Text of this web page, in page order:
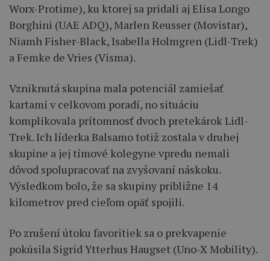
Worx-Protime), ku ktorej sa pridali aj Elisa Longo
Borghini (UAE ADQ), Marlen Reusser (Movistar),
Niamh Fisher-Black, Isabella Holmgren (Lidl-Trek)
a Femke de Vries (Visma).
Vzniknutá skupina mala potenciál zamiešať
kartami v celkovom poradí, no situáciu
komplikovala prítomnosť dvoch pretekárok Lidl-
Trek. Ich líderka Balsamo totiž zostala v druhej
skupine a jej tímové kolegyne vpredu nemali
dôvod spolupracovať na zvyšovaní náskoku.
Výsledkom bolo, že sa skupiny približne 14
kilometrov pred cieľom opäť spojili.
Po zrušení útoku favoritiek sa o prekvapenie
pokúsila Sigrid Ytterhus Haugset (Uno-X Mobility).